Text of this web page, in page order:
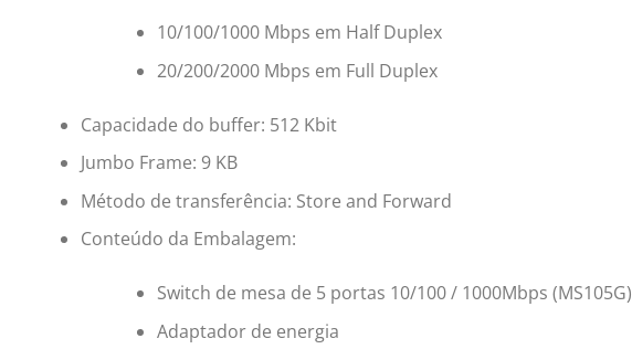
10/100/1000 Mbps em Half Duplex
20/200/2000 Mbps em Full Duplex
Capacidade do buffer: 512 Kbit
Jumbo Frame: 9 KB
Método de transferência: Store and Forward
Conteúdo da Embalagem:
Switch de mesa de 5 portas 10/100 / 1000Mbps (MS105G)
Adaptador de energia